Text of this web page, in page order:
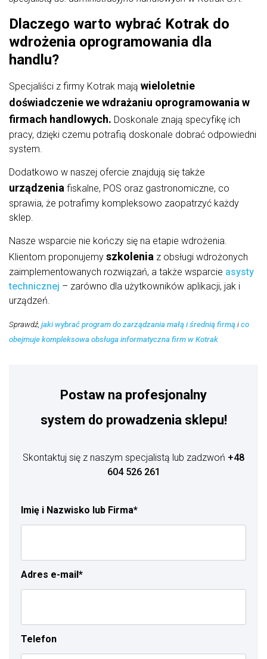
Dlaczego warto wybrać Kotrak do
wdrożenia oprogramowania dla
handlu?
Specjaliści z firmy Kotrak mają wieloletnie
doświadczenie we wdrażaniu oprogramowania w
firmach handlowych. Doskonale znają specyfikę ich
pracy, dzięki czemu potrafią doskonale dobrać odpowiedni
system.
Dodatkowo w naszej ofercie znajdują się także
urządzenia fiskalne, POS oraz gastronomiczne, co
sprawia, że potrafimy kompleksowo zaopatrzyć każdy
sklep.
Nasze wsparcie nie kończy się na etapie wdrożenia.
Klientom proponujemy szkolenia z obsługi wdrożonych
zaimplementowanych rozwiązań, a także wsparcie asysty
technicznej – zarówno dla użytkowników aplikacji, jak i
urządzeń.
Sprawdź, jaki wybrać program do zarządzania małą i średnią firmą i co
obejmuje kompleksowa obsługa informatyczna firm w Kotrak
Postaw na profesjonalny
system do prowadzenia sklepu!
Skontaktuj się z naszym specjalistą lub zadzwoń +48
604 526 261
Imię i Nazwisko lub Firma*
Adres e-mail*
Telefon